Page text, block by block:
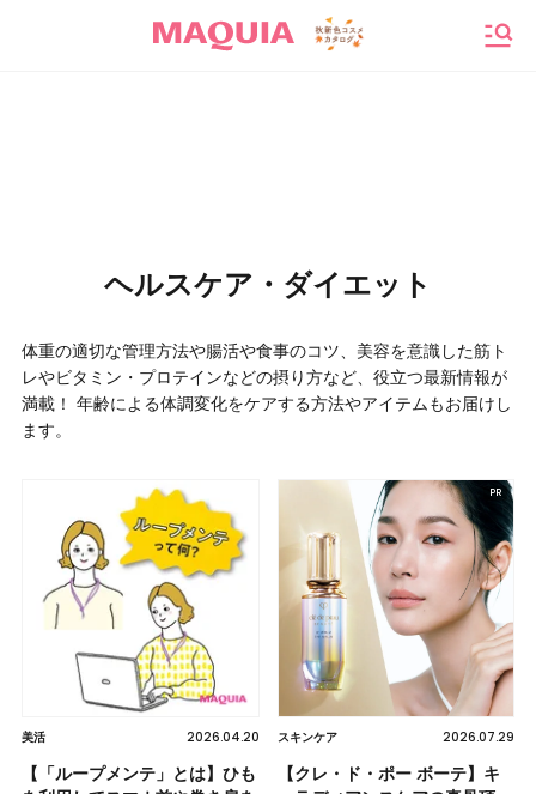
ヘルスケア・ダイエット
体重の適切な管理方法や腸活や食事のコツ、美容を意識した筋ト
レやビタミン・プロテインなどの摂り方など、役立つ最新情報が
満載！ 年齢による体調変化をケアする方法やアイテムもお届けし
ます。
美活 2026.04.20
【「ループメンテ」とは】ひも
スキンケア 2026.07.29
【クレ・ド・ポー ボーテ】キ